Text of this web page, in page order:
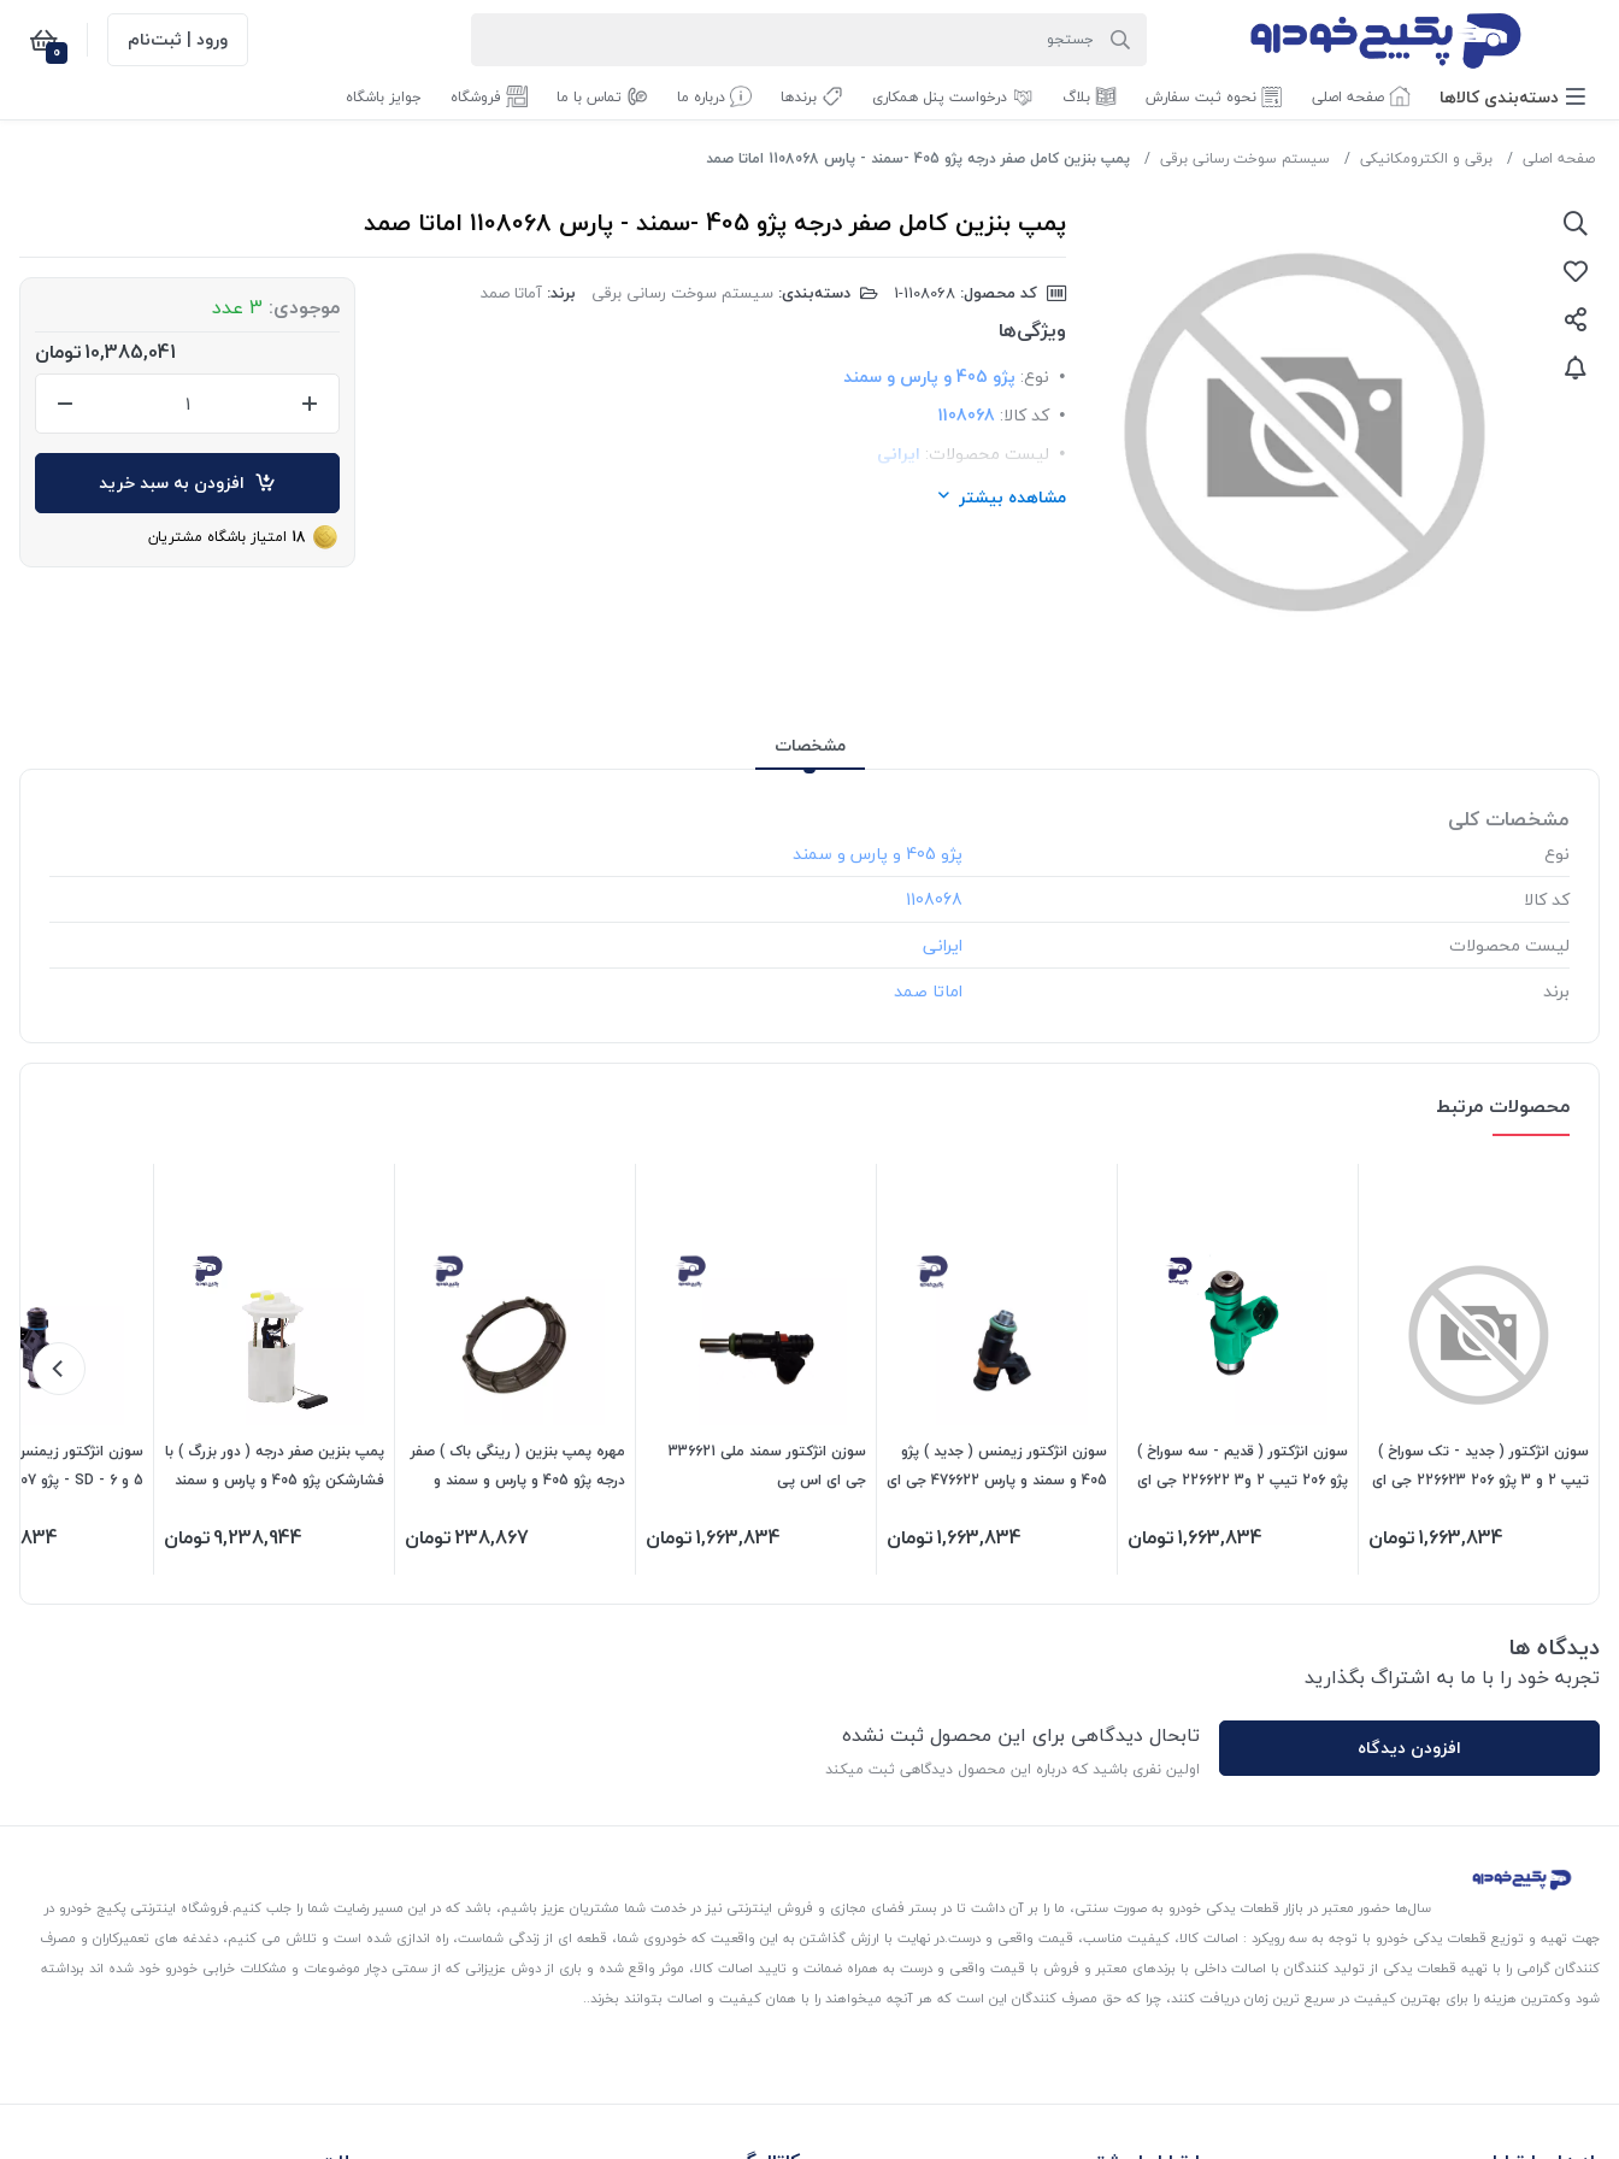
ورود | ثبت‌نام 0
دسته‌بندی‌ کالاها صفحه اصلی نحوه ثبت سفارش بلاگ درخواست پنل همکاری برندها درباره ما تماس با ما فروشگاه جوایز باشگاه
صفحه اصلی برقی و الکترومکانیکی سیستم سوخت رسانی برقی پمپ بنزین کامل صفر درجه پژو 405 -سمند - پارس 1108068 اماتا صمد
پمپ بنزین کامل صفر درجه پژو 405 -سمند - پارس 1108068 اماتا صمد
کد محصول: دسته‌بندی: سیستم سوخت رسانی برقی برند: آماتا صمد
ویژگی‌ها
نوع: پژو 405 و پارس و سمند
کد کالا: 1108068
لیست محصولات: ایرانی
برند:اماتا صمد
مشاهده بیشتر
موجودی: 3 عدد
10,385,041تومان
افزودن به سبد خرید
18 امتیاز باشگاه مشتریان
مشخصات
مشخصات کلی
نوع
کد کالا
‎1108068
لیست محصولات
برند
محصولات مرتبط
سوزن انژکتور ( جدید - تک سوراخ )
تیپ 2 و 3 پژو 206 226623 جی ای
1,663,834تومان
سوزن انژکتور ( قدیم - سه سوراخ )
پژو 206 تیپ 2 و3 226622 جی ای
1,663,834تومان
سوزن انژکتور زیمنس ( جدید ) پژو
405 و سمند و پارس 476622 جی ای
1,663,834تومان
سوزن انژکتور سمند ملی 336621
جی ای اس پی
1,663,834تومان
مهره پمپ بنزین ( رینگی باک ) صفر
درجه پژو 405 و پارس و سمند و
238,867تومان
پمپ بنزین صفر درجه ( دور بزرگ ) با
فشارشکن پژو 405 و پارس و سمند
جی ای اس پی9,238,944تومان
دیدگاه ها
تجربه خود را با ما به اشتراگ بگذارید
افزودن دیدگاه تابحال دیدگاهی برای این محصول ثبت نشده
اولین نفری باشید که درباره این محصول دیدگاهی ثبت میکند
سال‌ها حضور معتبر در بازار قطعات یدکی خودرو به صورت سنتی، ما را بر آن داشت تا در بستر فضای مجازی و فروش اینترنتی نیز در خدمت شما مشتریان عزیز باشیم، باشد که در این مسیر رضایت شما را جلب کنیم.فروشگاه اینترنتی پکیج خودرو در
جهت تهیه و توزیع قطعات یدکی خودرو با توجه به سه رویکرد : اصالت کالا، کیفیت مناسب، قیمت واقعی و درست.در نهایت با ارزش گذاشتن به این واقعیت که خودروی شما، قطعه ای از زندگی شماست، راه اندازی شده است و تلاش می کنیم، دغدغه های تعمیرکاران و مصرف
کنندگان گرامی را با تهیه قطعات یدکی از تولید کنندگان با اصالت داخلی با برندهای معتبر و فروش با قیمت واقعی و درست به همراه ضمانت و تایید اصالت کالا، موثر واقع شده و باری از دوش عزیزانی که از سمتی دچار موضوعات و مشکلات خرابی خودرو خود شده اند برداشته
شود و‌کمترین هزینه را برای بهترین کیفیت در سریع ترین زمان دریافت کنند، چرا که حق مصرف کنندگان این است که هر آنچه میخواهند را با همان کیفیت و اصالت بتوانند بخرند..